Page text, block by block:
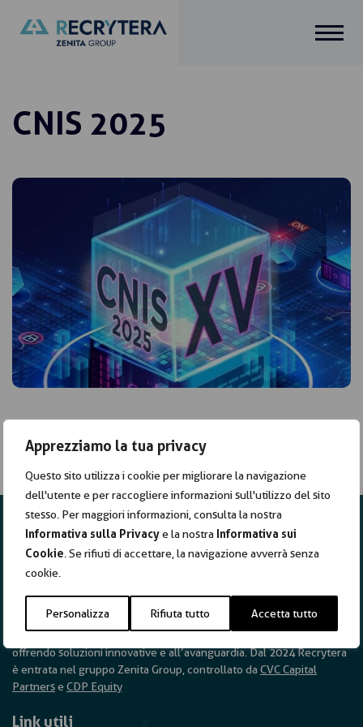
Apprezziamo la tua privacy
Questo sito utilizza i cookie per migliorare la navigazione
dell'utente e per raccogliere informazioni sull'utilizzo del sito
stesso. Per maggiori informazioni, consulta la nostra
Informativa sulla Privacye la nostra Informativa sui
Cookie . Se rifiuti di accettare, la navigazione avverrà senza
cookie.
Personalizza Rifiuta tutto Accetta tutto
contenuto
CNIS 2025
Recrytera da anni guida la trasformazione digitale della Pubblica
Amministrazione sia in Italia che in Europa. La nostra missione è
trasformare la selezione del personale nel settore pubblico,
offrendo soluzioni innovative e all’avanguardia. Dal 2024 Recrytera
è entrata nel gruppo Zenita Group , controllato da CVC Capital
PartnerseCDP Equity
Link utili